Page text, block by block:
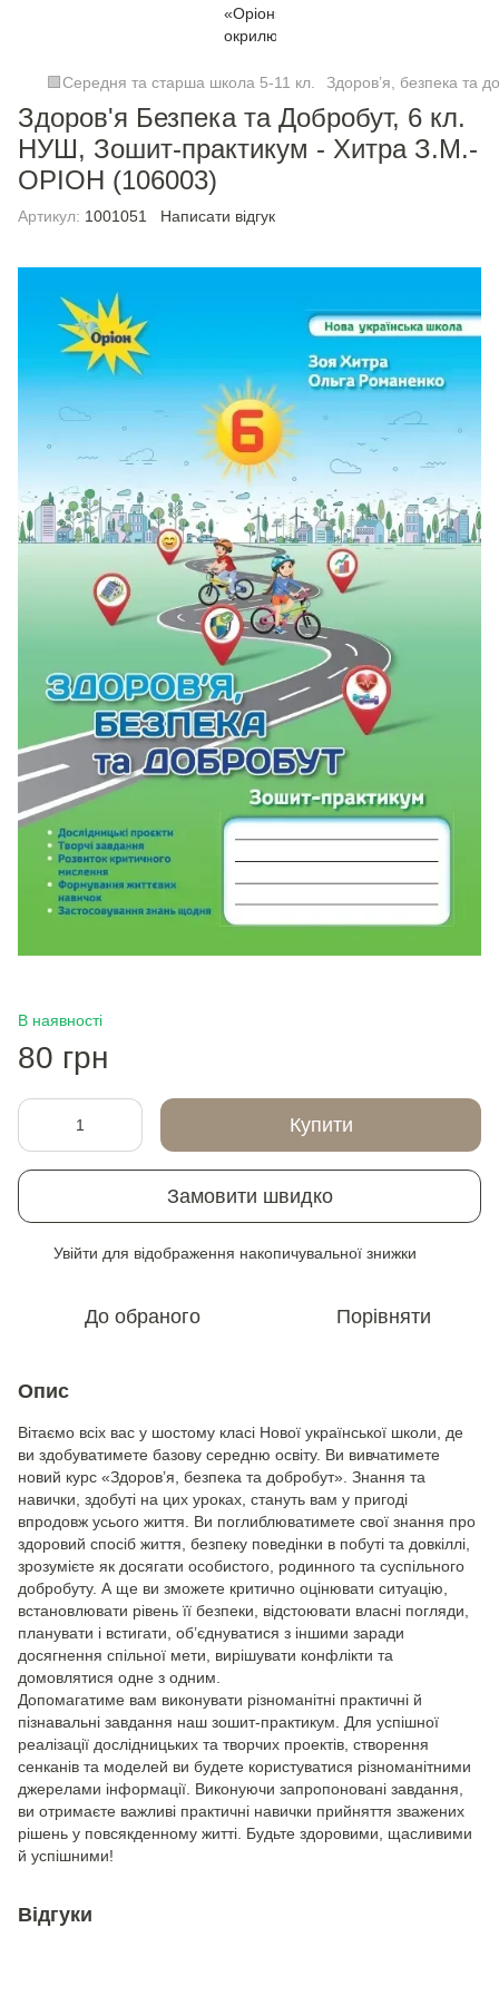
🟩Середня та старша школа 5-11 кл. Здоров’я, безпека та
Здоров'я Безпека та Добробут, 6 кл.
НУШ, Зошит-практикум - Хитра З.М.-
ОРІОН (106003)
Артикул: 1001051 Написати відгук
В наявності
80 грн
Купити
Замовити швидко
Увійти для відображення накопичувальної знижки
До обраного Порівняти
Опис
Вітаємо всіх вас у шостому класі Нової української школи, де
ви здобуватимете базову середню освіту. Ви вивчатимете
новий курс «Здоров’я, безпека та добробут». Знання та
навички, здобуті на цих уроках, стануть вам у пригоді
впродовж усього життя. Ви поглиблюватимете свої знання про
здоровий спосіб життя, безпеку поведінки в побуті та довкіллі,
зрозумієте як досягати особистого, родинного та суспільного
добробуту. А ще ви зможете критично оцінювати ситуацію,
встановлювати рівень її безпеки, відстоювати власні погляди,
планувати і встигати, об’єднуватися з іншими заради
досягнення спільної мети, вирішувати конфлікти та
домовлятися одне з одним.
Допомагатиме вам виконувати різноманітні практичні й
пізнавальні завдання наш зошит-практикум. Для успішної
реалізації дослідницьких та творчих проектів, створення
сенканів та моделей ви будете користуватися різноманітними
джерелами інформації. Виконуючи запропоновані завдання,
ви отримаєте важливі практичні навички прийняття зважених
рішень у повсякденному житті. Будьте здоровими, щасливими
й успішними!
Відгуки